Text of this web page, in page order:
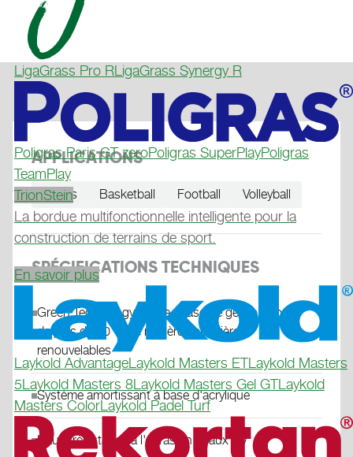
LigaGrass Pro RLigaGrass Synergy R
Poligras Paris GT zeroPoligras SuperPlayPoligras
TeamPlay
TrionStein
La bordue multifonctionnelle intelligente pour la
construction de terrains de sport.
En savoir plus
Laykold AdvantageLaykold Masters ETLaykold Masters
5Laykold Masters 8Laykold Masters Gel GTLaykold
Masters ColorLaykold Padel Turf
APPLICATIONS
Tennis Basketball Football Volleyball
SPÉCIFICATIONS TECHNIQUES
Green Technology Inside : base de gel composée
de plus de 60 % de matières premières
renouvelables
Système amortissant à base d'acrylique
Haute résistance à l'abrasion et aux UV